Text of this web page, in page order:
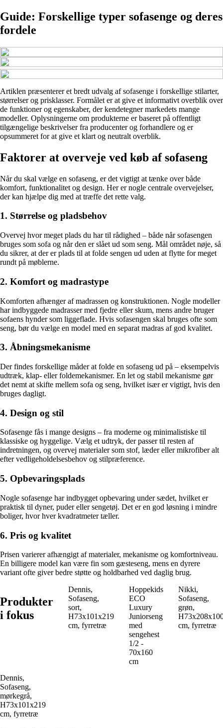
Guide: Forskellige typer sofasenge og deres
fordele
Artiklen præsenterer et bredt udvalg af sofasenge i forskellige stilarter,
størrelser og prisklasser. Formålet er at give et informativt overblik over
de funktioner og egenskaber, der kendetegner markedets mange
modeller. Oplysningerne om produkterne er baseret på offentligt
tilgængelige beskrivelser fra producenter og forhandlere og er
opsummeret for at give et klart og neutralt overblik.
Faktorer at overveje ved køb af sofaseng
Når du skal vælge en sofaseng, er det vigtigt at tænke over både
komfort, funktionalitet og design. Her er nogle centrale overvejelser,
der kan hjælpe dig med at træffe det rette valg.
1. Størrelse og pladsbehov
Overvej hvor meget plads du har til rådighed – både når sofasengen
bruges som sofa og når den er slået ud som seng. Mål området nøje, så
du sikrer, at der er plads til at folde sengen ud uden at flytte for meget
rundt på møblerne.
2. Komfort og madrastype
Komforten afhænger af madrassen og konstruktionen. Nogle modeller
har indbyggede madrasser med fjedre eller skum, mens andre bruger
sofaens hynder som liggeflade. Hvis sofasengen skal bruges ofte som
seng, bør du vælge en model med en separat madras af god kvalitet.
3. Åbningsmekanisme
Der findes forskellige måder at folde en sofaseng ud på – eksempelvis
udtræk, klap- eller foldemekanismer. En let og stabil mekanisme gør
det nemt at skifte mellem sofa og seng, hvilket især er vigtigt, hvis den
bruges dagligt.
4. Design og stil
Sofasenge fås i mange designs – fra moderne og minimalistiske til
klassiske og hyggelige. Vælg et udtryk, der passer til resten af
indretningen, og overvej materialer som stof, læder eller mikrofiber alt
efter vedligeholdelsesbehov og stilpræference.
5. Opbevaringsplads
Nogle sofasenge har indbygget opbevaring under sædet, hvilket er
praktisk til dyner, puder eller sengetøj. Det er en god løsning i mindre
boliger, hvor hver kvadratmeter tæller.
6. Pris og kvalitet
Prisen varierer afhængigt af materialer, mekanisme og komfortniveau.
En billigere model kan være fin som gæsteseng, mens en dyrere
variant ofte giver bedre støtte og holdbarhed ved daglig brug.
Produkter
i fokus
Dennis,
Sofaseng,
sort,
H73x101x219
cm, fyrretræ
Hoppekids
ECO
Luxury
Juniorseng
med
sengehest
1/2 -
70x160
cm
Nikki,
Sofaseng,
grøn,
cm, fyrretræ
Dennis,
Sofaseng,
mørkegrå,
H73x101x219
cm, fyrretræ